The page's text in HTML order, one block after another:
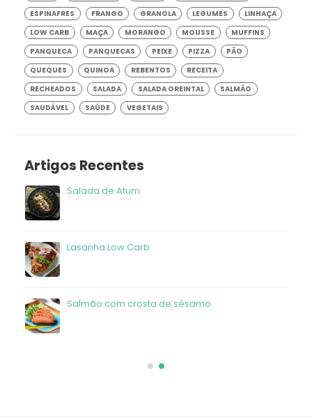
ESPINAFRES
FRANGO GRANOLA LEGUMES
LINHAÇA
LOW CARB
MAÇA MORANGO MOUSSE
MUFFINS
PANQUECA
PANQUECAS PEIXE PIZZA
PÃO
QUEQUES
QUINOA REBENTOS
RECEITA
RECHEADOS
SALADA SALADA OREINTAL
SALMÃO
SAUDÁVEL
SAÚDE VEGETAIS
Artigos Recentes
Salada de Atum
Lasanha Low Carb
Salmão com crosta de sésamo